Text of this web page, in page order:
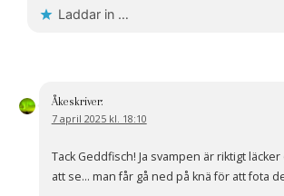
Laddar in …
Åkeskriver:
7 april 2025 kl. 18:10
Tack Geddfisch! Ja svampen är riktigt
att se… man får gå ned på knä för att fota